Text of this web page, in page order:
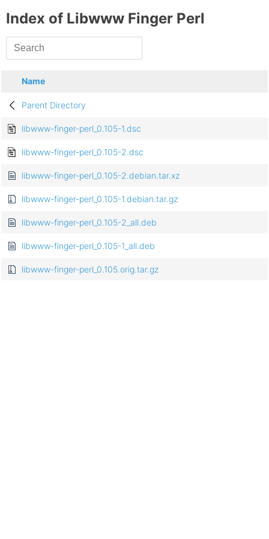
Index of Libwww Finger Perl
Name
Parent Directory
libwww-finger-perl_0.105-1.dsc
libwww-finger-perl_0.105-2.dsc
libwww-finger-perl_0.105-2.debian.tar.xz
libwww-finger-perl_0.105-1.debian.tar.gz
libwww-finger-perl_0.105-2_all.deb
libwww-finger-perl_0.105-1_all.deb
libwww-finger-perl_0.105.orig.tar.gz